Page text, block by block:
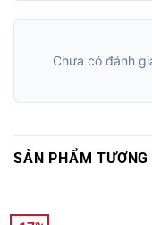
Chưa có đánh
SẢN PHẨM